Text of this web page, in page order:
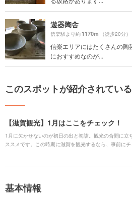
遊器陶舎
信楽駅より約1170m （徒歩20分）
信楽エリアにはたくさんの
におすすめなのが...
このスポットが紹介されてい
【滋賀観光】1月はここをチェック！
1月に欠かせないのが初日の出と初詣。観光の合間に立
ススメです。この時期に滋賀を観光するなら、事前に
基本情報